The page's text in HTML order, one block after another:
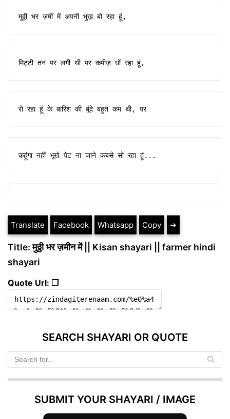
मुठ्ठी भर ज़मीं में अपनी भुख़ बो रहा हूं,
मिट्टी तन पर लगी थी पर कमीज़ धों रहा हूं,
रो रहा हूं के बारिश की बूंदे बहुत कम थी, पर
कहूंगा नहीं भूखे पेट ना जाने कबसे सो रहा हूं...
Translate Facebook Whatsapp Copy ➔
Title: मुठ्ठी भर ज़मीन में || Kisan shayari || farmer hindi
shayari
Quote Url: ❐
SEARCH SHAYARI OR QUOTE
SUBMIT YOUR SHAYARI / IMAGE